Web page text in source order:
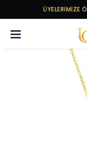
ÜYELERİMİZE